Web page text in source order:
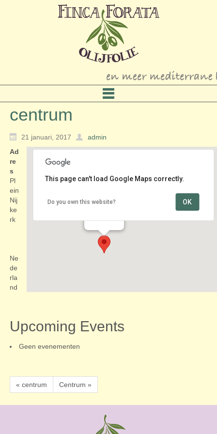
centrum
21 januari, 2017 admin
centrum
This page can't load Google Maps correctly.
Do you own this website? OK
Ad
re
s
Pl
ein
Nij
ke
rk
Ne
de
rla
nd
Upcoming Events
Geen evenementen
« centrum Centrum »